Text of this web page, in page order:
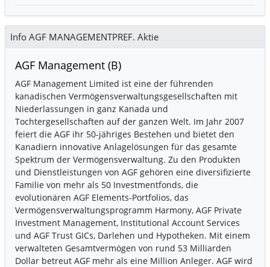
Info AGF MANAGEMENTPREF. Aktie
AGF Management (B)
AGF Management Limited ist eine der führenden
kanadischen Vermögensverwaltungsgesellschaften mit
Niederlassungen in ganz Kanada und
Tochtergesellschaften auf der ganzen Welt. Im Jahr 2007
feiert die AGF ihr 50-jähriges Bestehen und bietet den
Kanadiern innovative Anlagelösungen für das gesamte
Spektrum der Vermögensverwaltung. Zu den Produkten
und Dienstleistungen von AGF gehören eine diversifizierte
Familie von mehr als 50 Investmentfonds, die
evolutionären AGF Elements-Portfolios, das
Vermögensverwaltungsprogramm Harmony, AGF Private
Investment Management, Institutional Account Services
und AGF Trust GICs, Darlehen und Hypotheken. Mit einem
verwalteten Gesamtvermögen von rund 53 Milliarden
Dollar betreut AGF mehr als eine Million Anleger. AGF wird